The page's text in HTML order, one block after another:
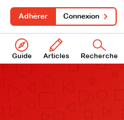
Guide Articles Recherche
Adhérer Connexion